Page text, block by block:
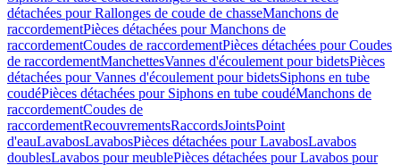
détachées pour Rallonges de coude de chasseManchons de
raccordementPièces détachées pour Manchons de
raccordementCoudes de raccordementPièces détachées pour Coudes
de raccordementManchettesVannes d'écoulement pour bidetsPièces
détachées pour Vannes d'écoulement pour bidetsSiphons en tube
coudéPièces détachées pour Siphons en tube coudéManchons de
raccordementCoudes de
raccordementRecouvrementsRaccordsJointsPoint
d'eauLavabosLavabosPièces détachées pour LavabosLavabos
doublesLavabos pour meublePièces détachées pour Lavabos pour